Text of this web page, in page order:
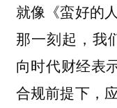
就像《蛮好的
那一刻起，我
向时代财经表
合规前提下，